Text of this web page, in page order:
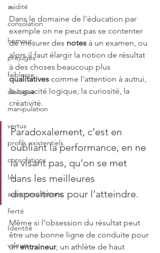
avidité
consolation
humour
préjugés
faiblesse
dialogue
manipulation
vertus
profils existentiels
consolations
IA
autoconsultations
fierté
Identité
valeurs
».
Dans le domaine de l'éducation par
exemple on ne peut pas se contenter
de mesurer des notes à un examen, ou
alors il faut élargir la notion de résultat
à des choses beaucoup plus
qualitatives comme l'attention à autrui,
la capacité logique, la curiosité, la
créativité.
Paradoxalement, c’est en
oubliant la performance, en ne
la visant pas, qu’on se met
dans les meilleures
dispositions pour l’atteindre.
Même si l’obsession du résultat peut
être une bonne ligne de conduite pour
un entraineur, un athlète de haut